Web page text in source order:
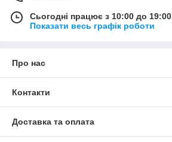
Сьогодні працює з 10:00 до 19:00
Показати весь графік роботи
Про нас
Контакти
Доставка та оплата